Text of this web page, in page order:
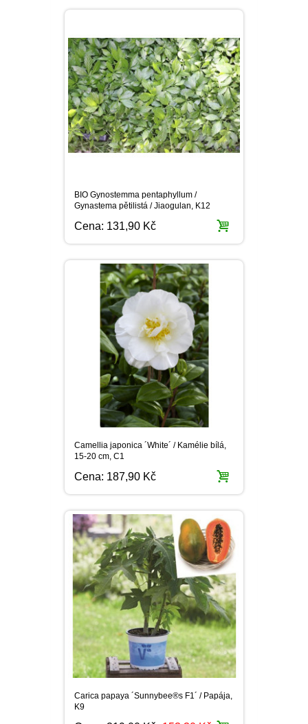
BIO Gynostemma pentaphyllum /
Gynastema pětilistá / Jiaogulan, K12
Cena: 131,90 Kč
Camellia japonica ´White´ / Kamélie bílá,
15-20 cm, C1
Cena: 187,90 Kč
Carica papaya ´Sunnybee®s F1´ / Papája,
K9
Cena: 219,00 Kč 153,30 Kč